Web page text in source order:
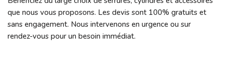
que nous vous proposons. Les devis sont 100% gratuits et
sans engagement. Nous intervenons en urgence ou sur
rendez-vous pour un besoin immédiat.